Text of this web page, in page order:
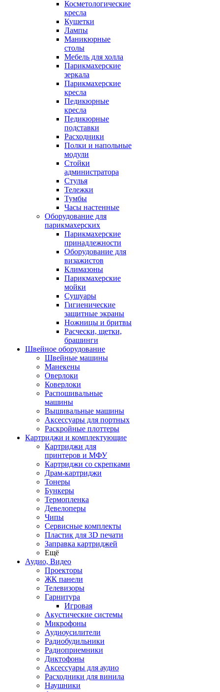
Косметологические
кресла
Кушетки
Лампы
Маникюрные
столы
Мебель для холла
Парикмахерские
зеркала
Парикмахерские
кресла
Педикюрные
кресла
Педикюрные
подставки
Расходники
Полки и напольные
модули
Стойки
администратора
Стулья
Тележки
Тумбы
Часы настенные
Оборудование для
парикмахерских
Парикмахерские
принадлежности
Оборудование для
визажистов
Климазоны
Парикмахерские
мойки
Сушуары
Гигиенические
защитные экраны
Ножницы и бритвы
Расчески, щетки,
брашинги
Швейное оборудование
Швейные машины
Манекены
Оверлоки
Коверлоки
Распошивальные
машины
Вышивальные машины
Аксессуары для портных
Раскройные плоттеры
Картриджи и комплектующие
Картриджи для
принтеров и МФУ
Картриджи со скрепками
Драм-картриджи
Тонеры
Бункеры
Термопленка
Девелоперы
Чипы
Сервисные комплекты
Пластик для 3D печати
Заправка картриджей
Ещё
Аудио, Видео
Проекторы
ЖК панели
Телевизоры
Гарнитура
Игровая
Акустические системы
Микрофоны
Аудиоусилители
Радиобудильники
Радиоприемники
Диктофоны
Аксессуары для аудио
Расходники для винила
Наушники